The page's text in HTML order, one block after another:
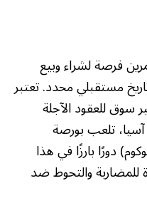
فرصة لشراء وبيع
مستقبلي محدد. تعتبر
سوق للعقود الآجلة
تلعب بورصة
دورًا بارزًا في هذا
للمضاربة والتحوط ضد